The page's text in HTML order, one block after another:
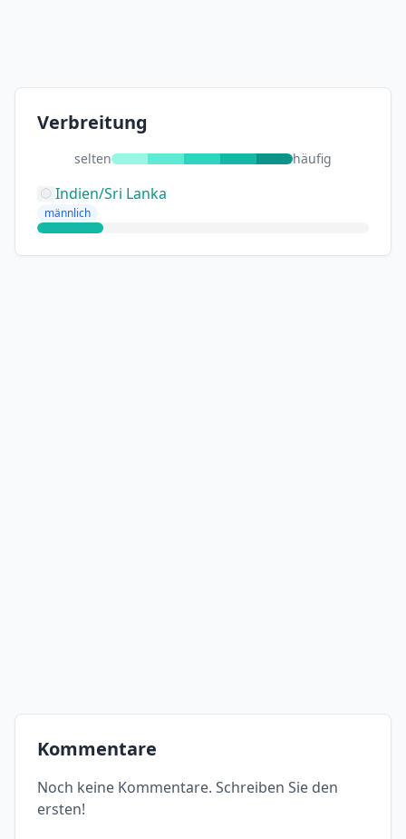
Verbreitung
selten häufig
Indien/Sri Lanka
männlich
Kommentare
Noch keine Kommentare. Schreiben Sie den
ersten!